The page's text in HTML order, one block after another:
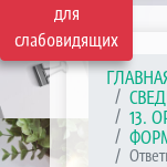
для
слабовидящих
13.